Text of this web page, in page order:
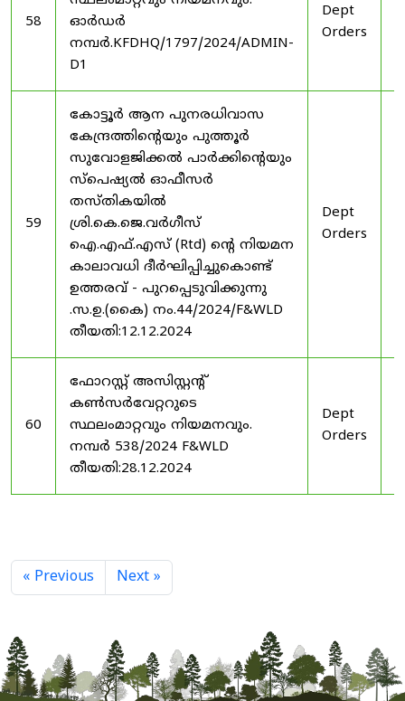
58
ഓർഡർ
നമ്പർ.KFDHQ/1797/2024/ADMIN-
D1
Dept
Orders
59
കോട്ടൂർ ആന പുനരധിവാസ
കേന്ദ്രത്തിന്റെയും പുത്തൂർ
സുവോളജിക്കൽ പാർക്കിന്റെയും
സ്പെഷ്യൽ ഓഫീസർ
തസ്തികയിൽ
ശ്രി.കെ.ജെ.വർഗീസ്
ഐ.എഫ്.എസ് (Rtd) ന്റെ നിയമന
കാലാവധി ദീർഘിപ്പിച്ചുകൊണ്ട്
ഉത്തരവ് - പുറപ്പെടുവിക്കുന്നു
.സ.ഉ.(കൈ) നം.44/2024/F&WLD
തീയതി:12.12.2024
Dept
Orders
60
ഫോറസ്റ്റ് അസിസ്റ്റൻ്റ്
കൺസർവേറ്ററുടെ
സ്ഥലംമാറ്റവും നിയമനവും.
നമ്പർ 538/2024 F&WLD
തീയതി:28.12.2024
Dept
Orders
« Previous Next »